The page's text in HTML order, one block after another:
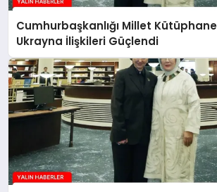
Cumhurbaşkanlığı Millet
Ukrayna İlişkileri Güçlendi